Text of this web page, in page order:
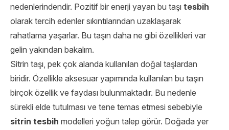
nedenlerindendir. Pozitif bir enerji yayan bu taşı tesbih
olarak tercih edenler sıkıntılarından uzaklaşarak
rahatlama yaşarlar. Bu taşın daha ne gibi özellikleri var
gelin yakından bakalım.
Sitrin taşı, pek çok alanda kullanılan doğal taşlardan
biridir. Özellikle aksesuar yapımında kullanılan bu taşın
birçok özellik ve faydası bulunmaktadır. Bu nedenle
sürekli elde tutulması ve tene temas etmesi sebebiyle
sitrin tesbih modelleri yoğun talep görür. Doğada yer